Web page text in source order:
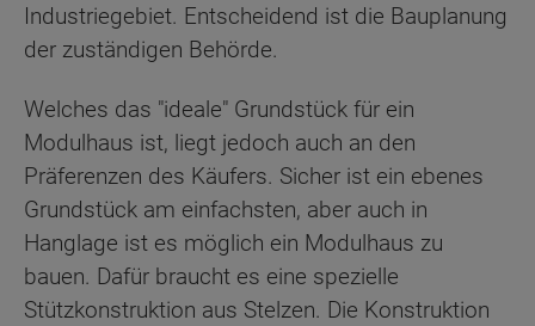
Industriegebiet. Entscheidend ist die Bauplanung
der zuständigen Behörde.
Welches das "ideale" Grundstück für ein
Modulhaus ist, liegt jedoch auch an den
Präferenzen des Käufers. Sicher ist ein ebenes
Grundstück am einfachsten, aber auch in
Hanglage ist es möglich ein Modulhaus zu
bauen. Dafür braucht es eine spezielle
Stützkonstruktion aus Stelzen. Die Konstruktion